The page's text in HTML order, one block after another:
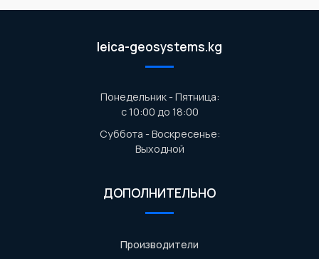
leica-geosystems.kg
Понедельник - Пятница:
с 10:00 до 18:00
Суббота - Воскресенье:
Выходной
ДОПОЛНИТЕЛЬНО
Производители